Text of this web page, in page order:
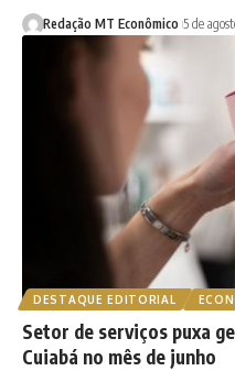
Redação MT Econômico 5 de
DESTAQUE EDITORIAL
Setor de serviços puxa
Cuiabá no mês de junho